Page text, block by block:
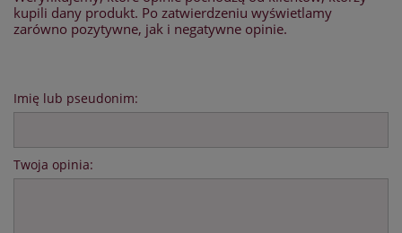
kupili dany produkt. Po zatwierdzeniu wyświetlamy
zarówno pozytywne, jak i negatywne opinie.
Imię lub pseudonim:
Twoja opinia: